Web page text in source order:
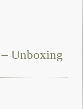
– Unboxing